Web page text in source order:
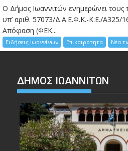
Ο Δήμος Ιωαννιτών ενημερώνει τους
υπ’ αριθ. 57073/Δ.Α.Ε.Φ.Κ.-Κ.Ε./Α325/
Απόφαση (ΦΕΚ...
Ειδήσεις Ιωαννίνων Επικαιρότητα Νέα
ΔΗΜΟΣ ΙΩΑΝΝΙΤΩΝ